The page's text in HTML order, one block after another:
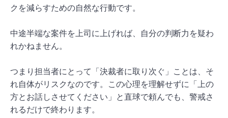
クを減らすための自然な行動です。
中途半端な案件を上司に上げれば、自分の判断力を疑わ
れかねません。
つまり担当者にとって「決裁者に取り次ぐ」ことは、そ
れ自体がリスクなのです。この心理を理解せずに「上の
方とお話しさせてください」と直球で頼んでも、警戒さ
れるだけで終わります。